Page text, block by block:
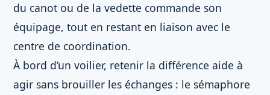
du canot ou de la vedette commande son
équipage, tout en restant en liaison avec le
centre de coordination.
À bord d’un voilier, retenir la différence aide à
agir sans brouiller les échanges : le sémaphore